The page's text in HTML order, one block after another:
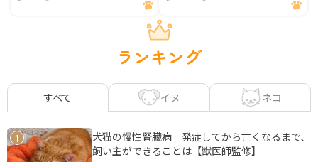
ランキング
すべて イヌ ネコ
1
犬猫の慢性腎臓病 発症してから亡くなるまで、
飼い主ができることは【獣医師監修】